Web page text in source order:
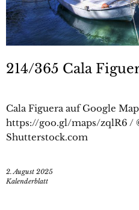
214/365 Cala
Cala Figuera auf Google
https://goo.gl/maps/zqlR6 /
Shutterstock.com
2. August 2025
Kalenderblatt